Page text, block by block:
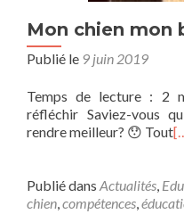
Mon chien mon
Publié le 9 juin 2019
Temps de lecture : 2
réfléchir Saviez-vous
rendre meilleur? 😯 Tout
Publié dans Actualités,
chien,compétences,